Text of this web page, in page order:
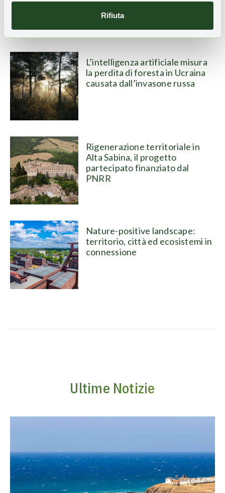
Rifiuta
Leggi anche
L’intelligenza artificiale misura
la perdita di foresta in Ucraina
causata dall’invasone russa
Rigenerazione territoriale in
Alta Sabina, il progetto
partecipato finanziato dal
PNRR
Nature-positive landscape:
territorio, città ed ecosistemi in
connessione
Ultime Notizie